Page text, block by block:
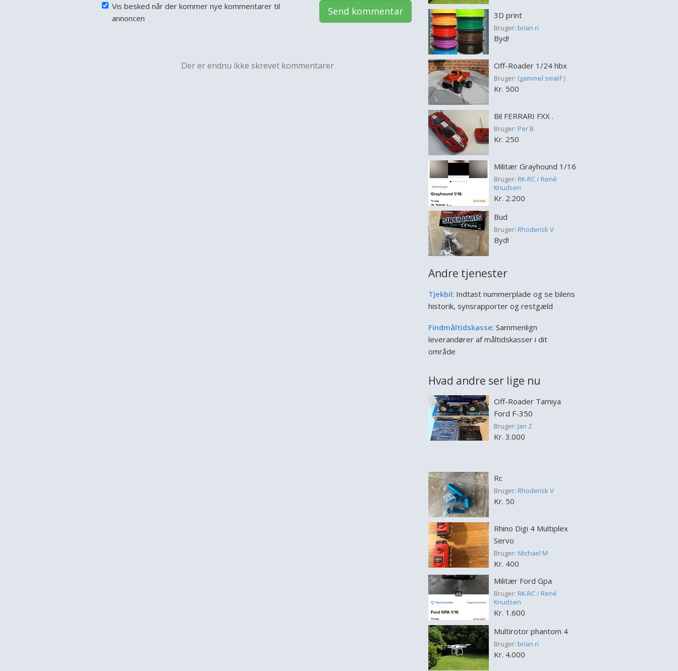
Vis besked når der kommer nye kommentarer til
annoncen
Send kommentar
Der er endnu ikke skrevet kommentarer
3D print
Bruger: brian n
Byd!
Off-Roader 1/24 hbx
Bruger: (gammel smølf )
Kr. 500
Bil FERRARI FXX .
Bruger: Per B
Kr. 250
Militær Grayhound 1/16
Bruger: RK-RC / René
Knudsen
Kr. 2.200
Bud
Bruger: Rhoderick V
Byd!
Andre tjenester
Tjekbil: Indtast nummerplade og se bilens
historik, synsrapporter og restgæld
Findmåltidskasse: Sammenlign
leverandører af måltidskasser i dit
område
Hvad andre ser lige nu
Off-Roader Tamiya
Ford F-350
Bruger: Jan Z
Kr. 3.000
Rc
Bruger: Rhoderick V
Kr. 50
Rhino Digi 4 Multiplex
Servo
Bruger: Michael M
Kr. 400
Militær Ford Gpa
Bruger: RK-RC / René
Knudsen
Kr. 1.600
Multirotor phantom 4
Bruger: brian n
Kr. 4.000